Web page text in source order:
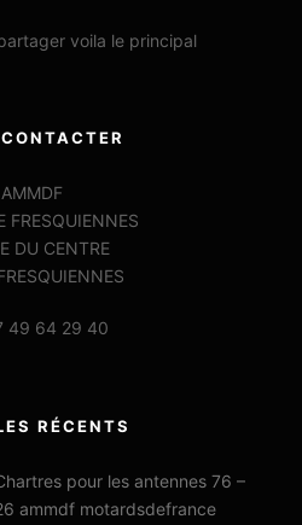
voila le principal
AMMDF
FRESQUIENNES
DU CENTRE
49 64 29 40
RÉCENTS
pour les antennes 76 –
ammdf motardsdefrance